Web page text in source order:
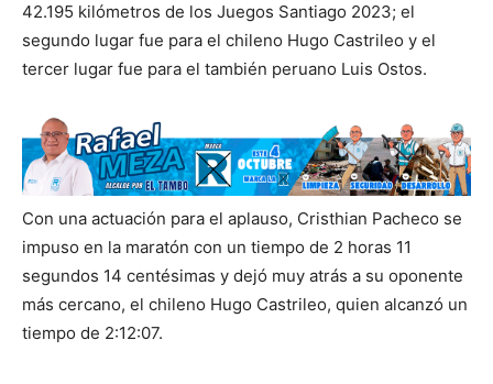
42.195 kilómetros de los Juegos Santiago 2023; el
segundo lugar fue para el chileno Hugo Castrileo y el
tercer lugar fue para el también peruano Luis Ostos.
Con una actuación para el aplauso, Cristhian Pacheco se
impuso en la maratón con un tiempo de 2 horas 11
segundos 14 centésimas y dejó muy atrás a su oponente
más cercano, el chileno Hugo Castrileo, quien alcanzó un
tiempo de 2:12:07.